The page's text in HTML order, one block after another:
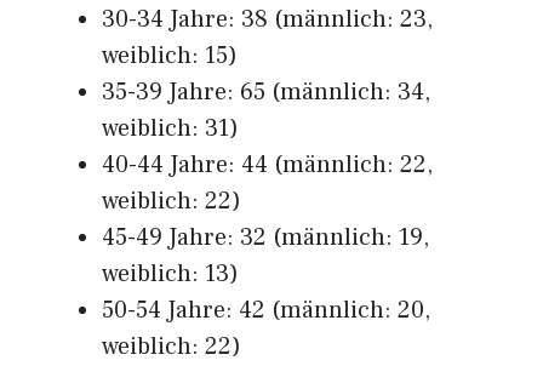
30-34 Jahre: 38 (männlich: 23,
weiblich: 15)
35-39 Jahre: 65 (männlich: 34,
weiblich: 31)
40-44 Jahre: 44 (männlich: 22,
weiblich: 22)
45-49 Jahre: 32 (männlich: 19,
weiblich: 13)
50-54 Jahre: 42 (männlich: 20,
weiblich: 22)